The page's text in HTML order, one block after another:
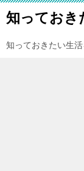
知っておき
知っておきたい生